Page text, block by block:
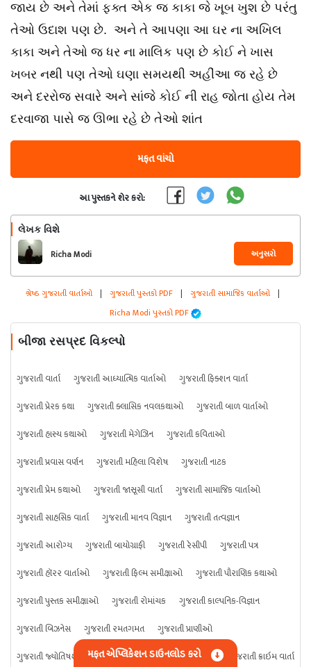
જાય છે અને તેમાં ફક્ત એક જ કાકા જે ખૂબ ખુશ છે પરંતુ
તેઓ ઉદાશ પણ છે. અને તે આપણા આ ઘર ના અખિલ
કાકા અને તેઓ જ ધર ના માલિક પણ છે કોઈ ને ખાસ
ખબર નથી પણ તેઓ ઘણા સમયથી અહીંઆ જ રહે છે
અને દરરોજ સવારે અને સાંજે કોઈ ની રાહ જોતા હોય તેમ
દરવાજા પાસે જ ઊભા રહે છે તેઓ શાંત
મફત વાંચો
આ પુસ્તકને શેર કરો:
લેખક વિશે
Richa Modi અનુસરો
શ્રેષ્ઠ ગુજરાતી વાર્તાઓ | ગુજરાતી પુસ્તકો PDF | ગુજરાતી સામાજિક વાર્તાઓ |
Richa Modi પુસ્તકો PDF
બીજા રસપ્રદ વિકલ્પો
ગુજરાતી વાર્તા ગુજરાતી આધ્યાત્મિક વાર્તાઓ
ગુજરાતી ફિક્શન વાર્તા
ગુજરાતી પ્રેરક કથા
ગુજરાતી ક્લાસિક નવલકથાઓ
ગુજરાતી બાળ વાર્તાઓ
ગુજરાતી હાસ્ય કથાઓ
ગુજરાતી મેગેઝિન
ગુજરાતી કવિતાઓ
ગુજરાતી પ્રવાસ વર્ણન
ગુજરાતી મહિલા વિશેષ
ગુજરાતી નાટક
ગુજરાતી પ્રેમ કથાઓ
ગુજરાતી જાસૂસી વાર્તા
ગુજરાતી સામાજિક વાર્તાઓ
ગુજરાતી સાહસિક વાર્તા
ગુજરાતી માનવ વિજ્ઞાન
ગુજરાતી તત્વજ્ઞાન
ગુજરાતી આરોગ્ય
ગુજરાતી બાયોગ્રાફી ગુજરાતી રેસીપી
ગુજરાતી પત્ર
ગુજરાતી હૉરર વાર્તાઓ
ગુજરાતી ફિલ્મ સમીક્ષાઓ
ગુજરાતી પૌરાણિક કથાઓ
ગુજરાતી પુસ્તક સમીક્ષાઓ
ગુજરાતી રોમાંચક
ગુજરાતી કાલ્પનિક-વિજ્ઞાન
ગુજરાતી બિઝનેસ
ગુજરાતી રમતગમત
ગુજરાતી પ્રાણીઓ
ગુજરાતી જ્યોતિષશાસ્ત્ર
ગુજરાતી વિજ્ઞાન ગુજરાતી કંઈપણ ગુજરાતી ક્રાઇમ વાર્તા
મફત એપ્લિકેશન ડાઉનલોડ કરો